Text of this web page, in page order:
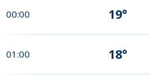
00:00 19°
01:00 18°